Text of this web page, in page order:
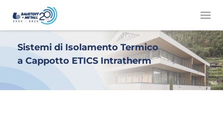
Passa al contenuto
Sistemi di Isolamento Termico
a Cappotto ETICS Intratherm